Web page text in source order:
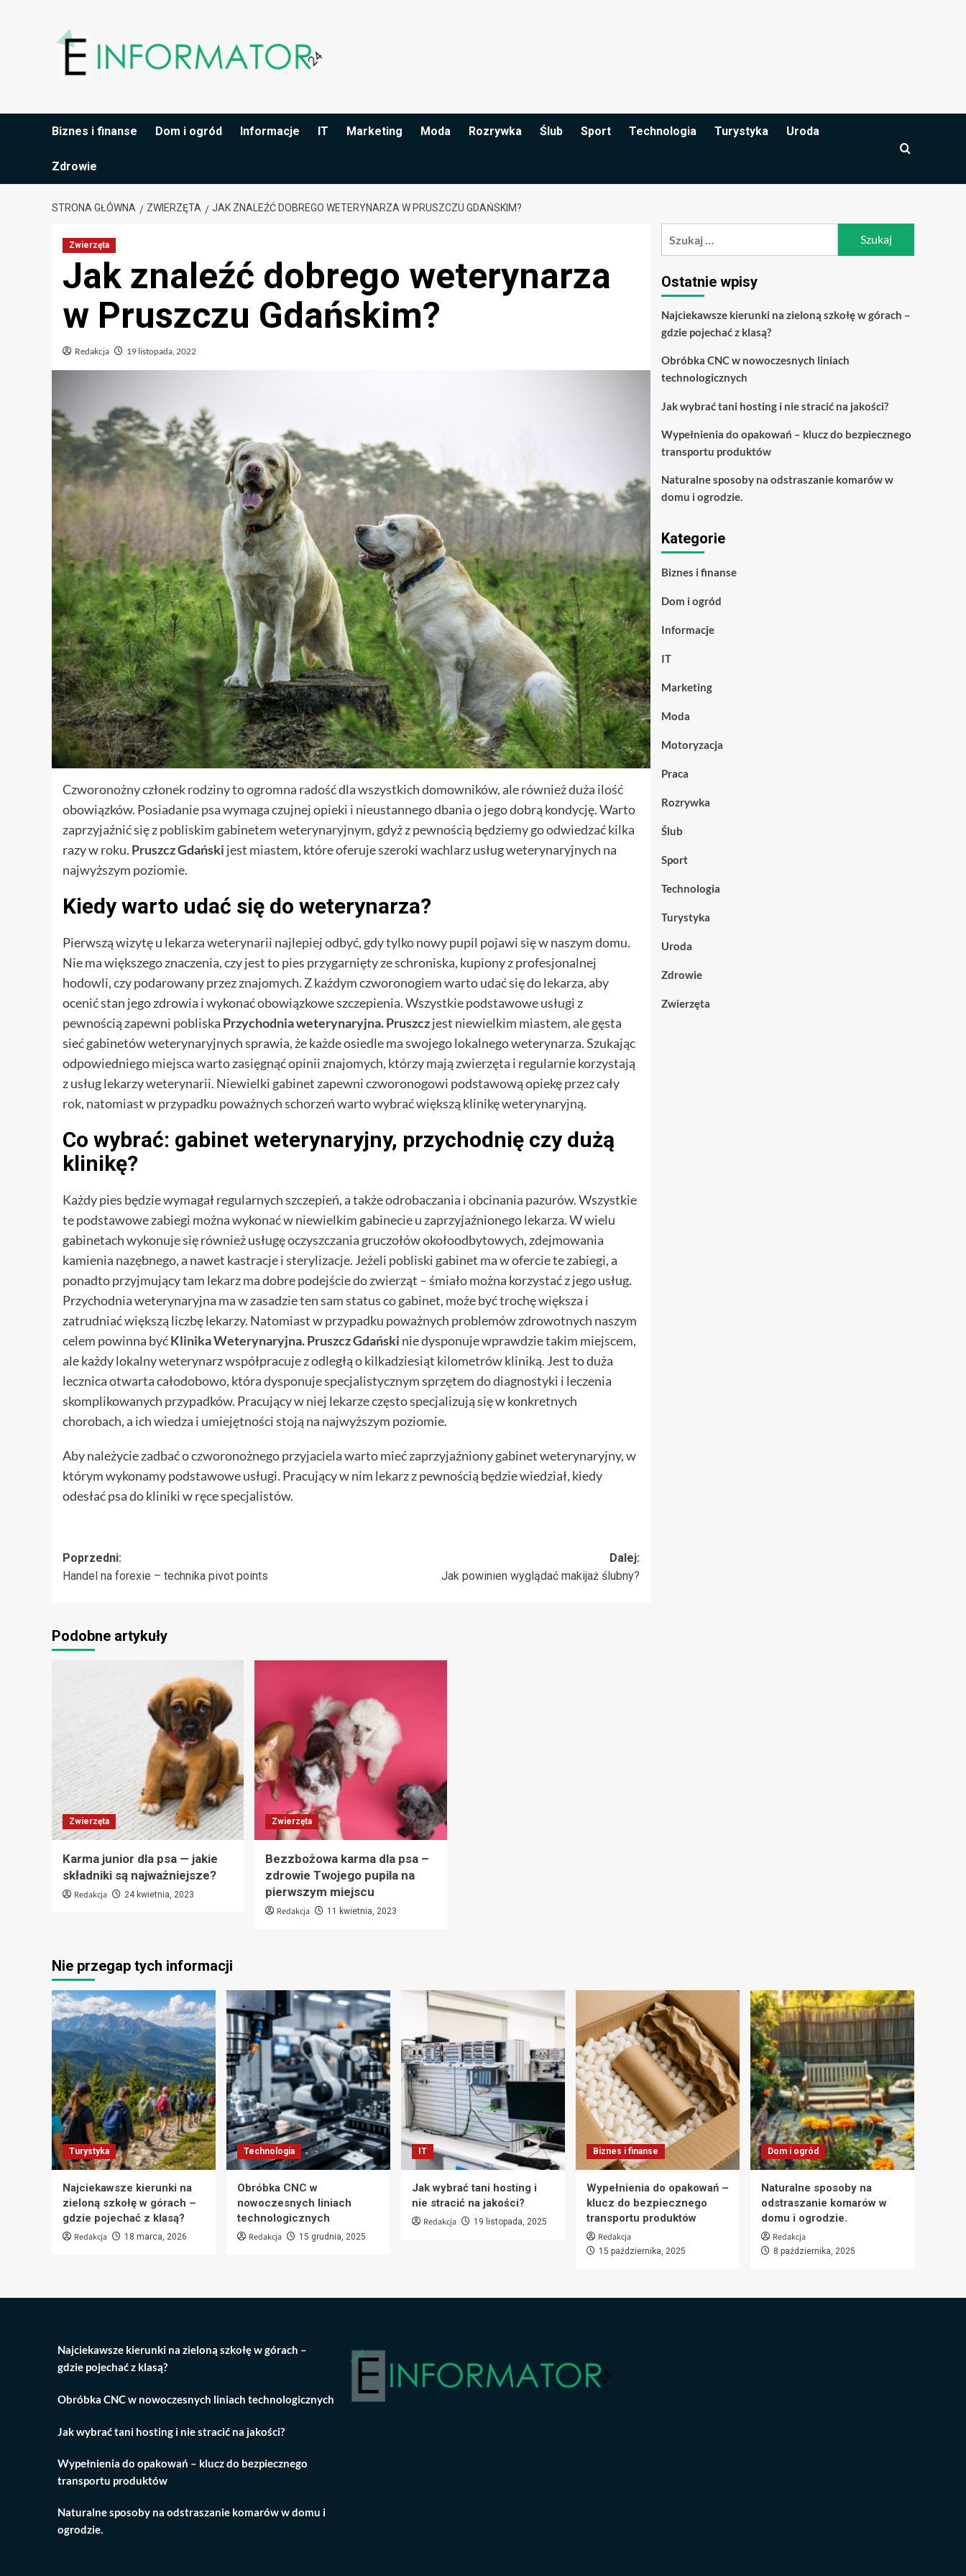
Biznes i finanse Dom i ogród Informacje IT Marketing Moda Rozrywka Ślub Sport Technologia Turystyka Uroda
Zdrowie
STRONA GŁÓWNA ZWIERZĘTA JAK ZNALEŹĆ DOBREGO WETERYNARZA W PRUSZCZU GDAŃSKIM?
Zwierzęta
Jak znaleźć dobrego weterynarza
w Pruszczu Gdańskim?
Redakcja 19 listopada, 2022
Czworonożny członek rodziny to ogromna radość dla wszystkich domowników, ale również duża ilość
obowiązków. Posiadanie psa wymaga czujnej opieki i nieustannego dbania o jego dobrą kondycję. Warto
zaprzyjaźnić się z pobliskim gabinetem weterynaryjnym, gdyż z pewnością będziemy go odwiedzać kilka
razy w roku. Pruszcz Gdański jest miastem, które oferuje szeroki wachlarz usług weterynaryjnych na
najwyższym poziomie.
Kiedy warto udać się do weterynarza?
Pierwszą wizytę u lekarza weterynarii najlepiej odbyć, gdy tylko nowy pupil pojawi się w naszym domu.
Nie ma większego znaczenia, czy jest to pies przygarnięty ze schroniska, kupiony z profesjonalnej
hodowli, czy podarowany przez znajomych. Z każdym czworonogiem warto udać się do lekarza, aby
ocenić stan jego zdrowia i wykonać obowiązkowe szczepienia. Wszystkie podstawowe usługi z
pewnością zapewni pobliska Przychodnia weterynaryjna. Pruszczjest niewielkim miastem, ale gęsta
sieć gabinetów weterynaryjnych sprawia, że każde osiedle ma swojego lokalnego weterynarza. Szukając
odpowiedniego miejsca warto zasięgnąć opinii znajomych, którzy mają zwierzęta i regularnie korzystają
z usług lekarzy weterynarii. Niewielki gabinet zapewni czworonogowi podstawową opiekę przez cały
rok, natomiast w przypadku poważnych schorzeń warto wybrać większą klinikę weterynaryjną.
Co wybrać: gabinet weterynaryjny, przychodnię czy dużą
klinikę?
Każdy pies będzie wymagał regularnych szczepień, a także odrobaczania i obcinania pazurów. Wszystkie
te podstawowe zabiegi można wykonać w niewielkim gabinecie u zaprzyjaźnionego lekarza. W wielu
gabinetach wykonuje się również usługę oczyszczania gruczołów okołoodbytowych, zdejmowania
kamienia nazębnego, a nawet kastracje i sterylizacje. Jeżeli pobliski gabinet ma w ofercie te zabiegi, a
ponadto przyjmujący tam lekarz ma dobre podejście do zwierząt – śmiało można korzystać z jego usług.
Przychodnia weterynaryjna ma w zasadzie ten sam status co gabinet, może być trochę większa i
zatrudniać większą liczbę lekarzy. Natomiast w przypadku poważnych problemów zdrowotnych naszym
celem powinna byćKlinika Weterynaryjna. Pruszcz Gdański nie dysponuje wprawdzie takim miejscem,
ale każdy lokalny weterynarz współpracuje z odległą o kilkadziesiąt kilometrów kliniką. Jest to duża
lecznica otwarta całodobowo, która dysponuje specjalistycznym sprzętem do diagnostyki i leczenia
skomplikowanych przypadków. Pracujący w niej lekarze często specjalizują się w konkretnych
chorobach, a ich wiedza i umiejętności stoją na najwyższym poziomie.
Aby należycie zadbać o czworonożnego przyjaciela warto mieć zaprzyjaźniony gabinet weterynaryjny, w
którym wykonamy podstawowe usługi. Pracujący w nim lekarz z pewnością będzie wiedział, kiedy
odesłać psa do kliniki w ręce specjalistów.
Zobacz
wpisy
Poprzedni:
Handel na forexie – technika pivot points
Dalej:
Jak powinien wyglądać makijaż ślubny?
Podobne artykuły
Zwierzęta
Karma junior dla psa — jakie
składniki są najważniejsze?
Redakcja 24 kwietnia, 2023
Zwierzęta
Bezzbożowa karma dla psa –
zdrowie Twojego pupila na
pierwszym miejscu
Redakcja 11 kwietnia, 2023
Ostatnie wpisy
Najciekawsze kierunki na zieloną szkołę w górach –
gdzie pojechać z klasą?
Obróbka CNC w nowoczesnych liniach
technologicznych
Jak wybrać tani hosting i nie stracić na jakości?
Wypełnienia do opakowań – klucz do bezpiecznego
transportu produktów
Naturalne sposoby na odstraszanie komarów w
domu i ogrodzie.
Kategorie
Biznes i finanse
Dom i ogród
Informacje
IT
Marketing
Moda
Motoryzacja
Praca
Rozrywka
Ślub
Sport
Technologia
Turystyka
Uroda
Zdrowie
Zwierzęta
Nie przegap tych informacji
Turystyka
Najciekawsze kierunki na
zieloną szkołę w górach –
gdzie pojechać z klasą?
Redakcja 18 marca, 2026
Technologia
Obróbka CNC w
nowoczesnych liniach
technologicznych
Redakcja 15 grudnia, 2025
IT
Jak wybrać tani hosting i
nie stracić na jakości?
Redakcja 19 listopada, 2025
Biznes i finanse
Wypełnienia do opakowań –
klucz do bezpiecznego
transportu produktów
Redakcja
15 października, 2025
Dom i ogród
Naturalne sposoby na
odstraszanie komarów w
domu i ogrodzie.
Redakcja
8 października, 2025
Najciekawsze kierunki na zieloną szkołę w górach –
gdzie pojechać z klasą?
Obróbka CNC w nowoczesnych liniach technologicznych
Jak wybrać tani hosting i nie stracić na jakości?
Wypełnienia do opakowań – klucz do bezpiecznego
transportu produktów
Naturalne sposoby na odstraszanie komarów w domu i
ogrodzie.